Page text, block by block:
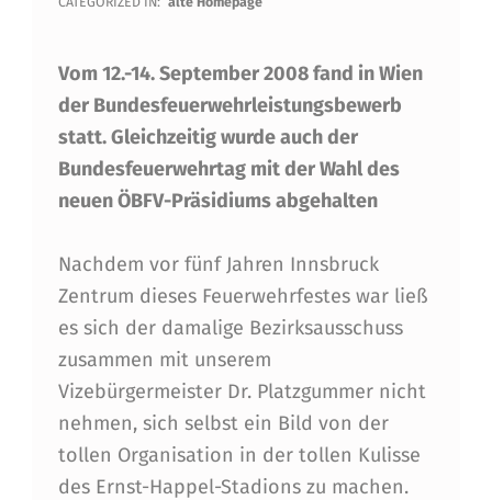
D
E
S
F
U
E
R
W
E
H
Vom 12.-14. September 2008 fand in Wien
der Bundesfeuerwehrleistungsbewerb
statt. Gleichzeitig wurde auch der
Bundesfeuerwehrtag mit der Wahl des
neuen ÖBFV-Präsidiums abgehalten
Nachdem vor fünf Jahren Innsbruck
Zentrum dieses Feuerwehrfestes war ließ
es sich der damalige Bezirksausschuss
zusammen mit unserem
Vizebürgermeister Dr. Platzgummer nicht
nehmen, sich selbst ein Bild von der
tollen Organisation in der tollen Kulisse
des Ernst-Happel-Stadions zu machen.